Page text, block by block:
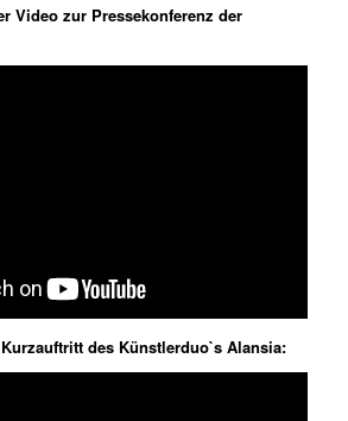
Video zur Pressekonferenz der
des Künstlerduo`s Alansia: